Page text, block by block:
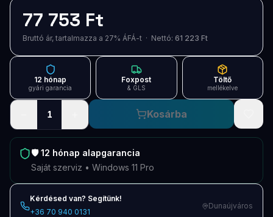
77 753 Ft
Bruttó ár, tartalmazza a 27% ÁFÁ-t · Nettó: 61 223 Ft
12 hónap
gyári garancia
Foxpost
& GLS
Töltő
mellékelve
1 Kosárba
🛡️12 hónap alapgarancia
Saját szerviz • Windows 11 Pro
Kérdésed van? Segítünk!
+36 70 940 0131
Dunaújváros